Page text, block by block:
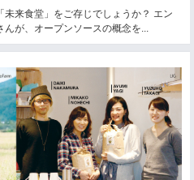
来食堂」をご存じでしょうか？ エン
が、オープンソースの概念を...